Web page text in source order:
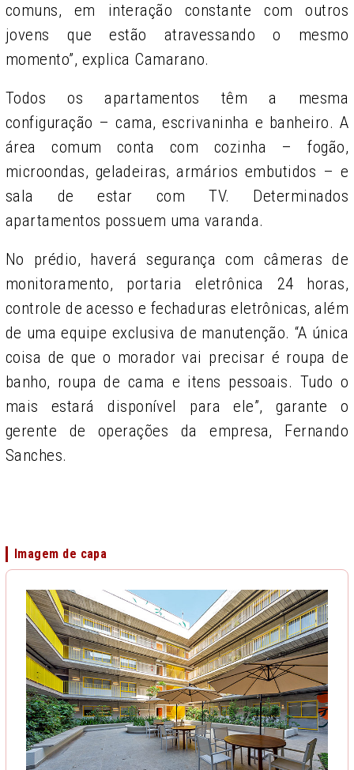
comuns, em interação constante com outros
jovens que estão atravessando o mesmo
momento”, explica Camarano.
Todos os apartamentos têm a mesma
configuração – cama, escrivaninha e banheiro. A
área comum conta com cozinha – fogão,
microondas, geladeiras, armários embutidos – e
sala de estar com TV. Determinados
apartamentos possuem uma varanda.
No prédio, haverá segurança com câmeras de
monitoramento, portaria eletrônica 24 horas,
controle de acesso e fechaduras eletrônicas, além
de uma equipe exclusiva de manutenção. “A única
coisa de que o morador vai precisar é roupa de
banho, roupa de cama e itens pessoais. Tudo o
mais estará disponível para ele”, garante o
gerente de operações da empresa, Fernando
Sanches.
Imagem de capa